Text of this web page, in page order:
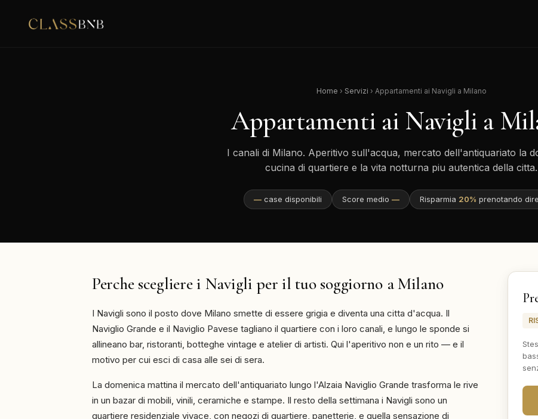
Home › Servizi › Appartamenti ai Navigli a Milano
Appartamenti ai Navigli a
I canali di Milano. Aperitivo sull'acqua, mercato dell'antiquariato la
cucina di quartiere e la vita notturna piu autentica della citta.
— case disponibili Score medio — Risparmia 20% prenotando
Perche scegliere i Navigli per il tuo soggiorno a Milano
I Navigli sono il posto dove Milano smette di essere grigia e diventa una citta d'acqua. Il
Naviglio Grande e il Naviglio Pavese tagliano il quartiere con i loro canali, e lungo le sponde si
allineano bar, ristoranti, botteghe vintage e atelier di artisti. Qui l'aperitivo non e un rito — e il
motivo per cui esci di casa alle sei di sera.
La domenica mattina il mercato dell'antiquariato lungo l'Alzaia Naviglio Grande trasforma le rive
in un bazar di mobili, vinili, ceramiche e stampe. Il resto della settimana i Navigli sono un
quartiere residenziale vivace, con negozi di quartiere, panetterie, e quella sensazione di